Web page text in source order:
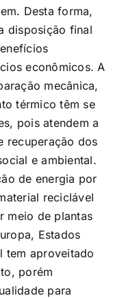
Desta forma,
disposição final
econômicos. A
mecânica,
térmico têm se
pois atendem a
recuperação dos
e ambiental.
de energia por
reciclável
meio de plantas
Estados
tem aproveitado
porém
para